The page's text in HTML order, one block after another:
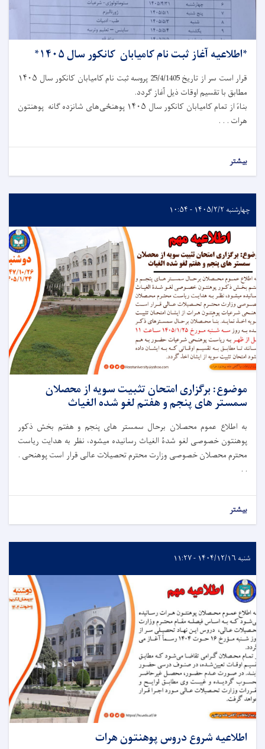
*اطلاعیه آغاز ثبت نام کامیابان کانکور سال ۱۴۰۵*
قرار است سر از تاریخ 25/4/1405 پروسه ثبت نام کامیابان کانکور سال ۱۴۰۵
مطابق با تقسیم اوقات ذیل آغاز گردد.
بناءً از تمام کامیابان کانکور سال ۱۴۰۵ پوهنځی‌های شانزده گانه پوهنتون
هرات . . .
بیشتر
چهارشنبه ۱۴۰۵/۲/۲ - ۱۰:۵۴
موضوع: برگزاری امتحان تثبیت سویه از محصلان
سمستر های پنجم و هفتم لغو شده الغیاث
به اطلاع عموم محصلان برحال سمستر های پنجم و هفتم بخش ذکور
پوهنتون خصوصی لغو شدۀ الغیاث رسانیده میشود، نظر به هدایت ریاست
محترم محصلان خصوصی وزارت محترم تحصیلات عالی قرار است پوهنحی .
. .
بیشتر
شنبه ۱۴۰۴/۱۲/۱۶ - ۱۱:۲۷
اطلاعیه شروع دروس پوهنتون هرات